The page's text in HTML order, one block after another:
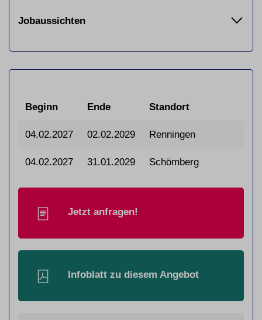
Jobaussichten
Beginn Ende Standort
04.02.2027 02.02.2029 Renningen
04.02.2027 31.01.2029 Schömberg
Jetzt anfragen!
Infoblatt zu diesem Angebot